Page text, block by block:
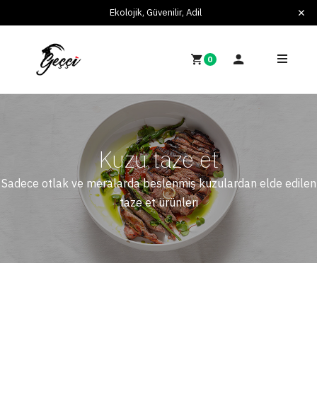
Ekolojik, Güvenilir, Adil
0
Kuzu taze et
Sadece otlak ve meralarda beslenmiş kuzulardan elde edilen
taze et ürünleri